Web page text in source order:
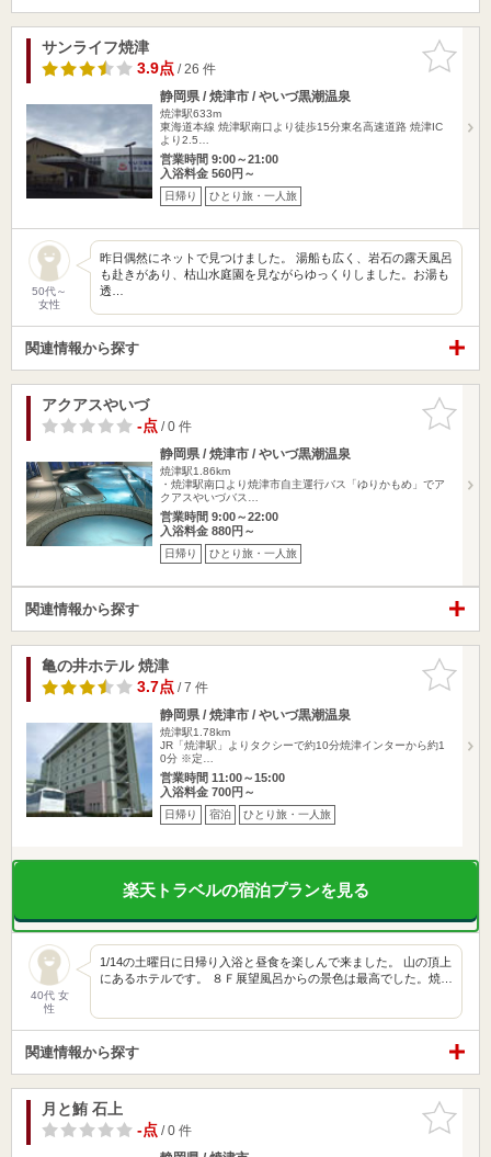
お気に入
りに追加
サンライフ焼津
3.9点/ 26 件
静岡県 / 焼津市 / やいづ黒潮温泉
焼津駅633m
東海道本線 焼津駅南口より徒歩15分東名高速道路 焼津IC
より2.5…
営業時間 9:00～21:00
入浴料金 560円～
日帰り ひとり旅・一人旅
50代～
女性
昨日偶然にネットで見つけました。 湯船も広く、岩石の露天風呂
も赴きがあり、枯山水庭園を見ながらゆっくりしました。お湯も
透…
関連情報から探す
お気に入
りに追加
アクアスやいづ
-点/ 0 件
静岡県 / 焼津市 / やいづ黒潮温泉
焼津駅1.86km
・焼津駅南口より焼津市自主運行バス「ゆりかもめ」でア
クアスやいづバス…
営業時間 9:00～22:00
入浴料金 880円～
日帰り ひとり旅・一人旅
関連情報から探す
お気に入
りに追加
亀の井ホテル 焼津
3.7点/ 7 件
静岡県 / 焼津市 / やいづ黒潮温泉
焼津駅1.78km
JR「焼津駅」よりタクシーで約10分焼津インターから約1
0分 ※定…
営業時間 11:00～15:00
入浴料金 700円～
日帰り 宿泊 ひとり旅・一人旅
楽天トラベルの宿泊プランを見る
40代 女
性
1/14の土曜日に日帰り入浴と昼食を楽しんで来ました。 山の頂上
にあるホテルです。 ８Ｆ展望風呂からの景色は最高でした。焼…
関連情報から探す
お気に入
りに追加
月と鮪 石上
-点/ 0 件